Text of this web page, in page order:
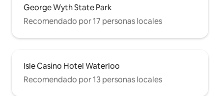
George Wyth State Park
Recomendado por 17 personas locales
Isle Casino Hotel Waterloo
Recomendado por 13 personas locales